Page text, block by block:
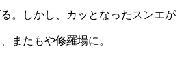
。しかし、カッとなったスンエが
またもや修羅場に。